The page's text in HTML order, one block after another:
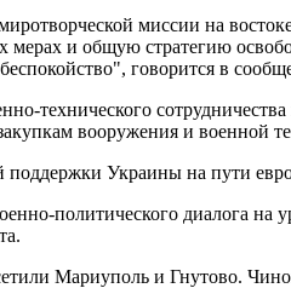
миссии на
и общую стратегию
говорится в
технического
вооружения и военной
поддержки Украины на пути
политического диалога
Мариуполь и Гнутово.